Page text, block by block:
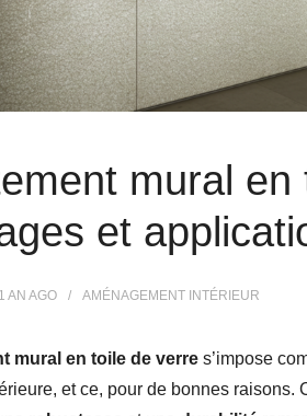
mural en
et
1 AN AGO AMÉNAGEMENT INTÉRIEUR
mural en toile de verre s’impose
et ce, pour de bonnes raisons.